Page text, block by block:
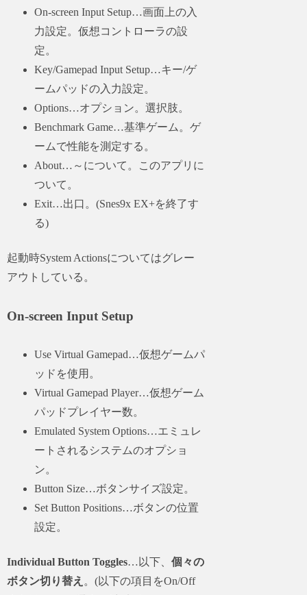
On-screen Input Setup…画面上の入
力設定。仮想コントローラの設
定。
Key/Gamepad Input Setup…キー/ゲ
ームパッドの入力設定。
Options…オプション。選択肢。
Benchmark Game…基準ゲーム。ゲ
ームで性能を測定する。
About…～について。このアプリに
ついて。
Exit…出口。(Snes9x EX+を終了す
る)
起動時System Actionsについてはグレー
アウトしている。
On-screen Input Setup
Use Virtual Gamepad…仮想ゲームパ
ッドを使用。
Virtual Gamepad Player…仮想ゲーム
パッドプレイヤー数。
Emulated System Options…エミュレ
ートされるシステムのオプショ
ン。
Button Size…ボタンサイズ設定。
Set Button Positions…ボタンの位置
設定。
Individual Button Toggles…以下、個々の
ボタン切り替え 。(以下の項目をOn/Off